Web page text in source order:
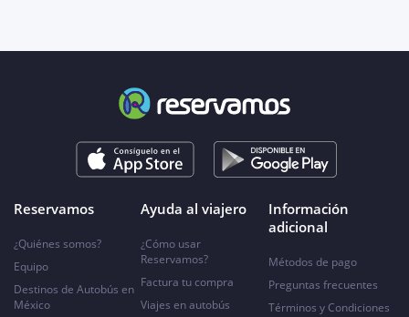
Reservamos
¿Quiénes somos?
Equipo
Destinos de Autobús en
México
Ayuda al viajero
¿Cómo usar
Reservamos?
Factura tu compra
Viajes en autobús
Información
adicional
Métodos de pago
Preguntas frecuentes
Términos y Condiciones